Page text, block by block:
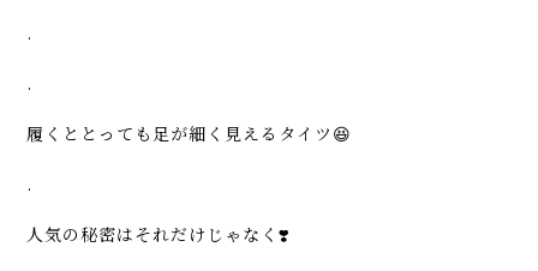
.
.
履くととっても足が細く見えるタイツ😆
.
人気の秘密はそれだけじゃなく❣️